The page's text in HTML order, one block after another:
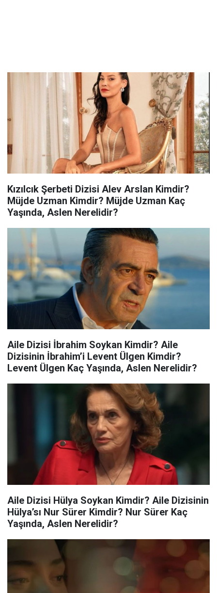
Kızılcık Şerbeti Dizisi Alev Arslan Kimdir?
Müjde Uzman Kimdir? Müjde Uzman Kaç
Yaşında, Aslen Nerelidir?
Aile Dizisi İbrahim Soykan Kimdir? Aile
Dizisinin İbrahim’i Levent Ülgen Kimdir?
Levent Ülgen Kaç Yaşında, Aslen Nerelidir?
Aile Dizisi Hülya Soykan Kimdir? Aile Dizisinin
Hülya’sı Nur Sürer Kimdir? Nur Sürer Kaç
Yaşında, Aslen Nerelidir?